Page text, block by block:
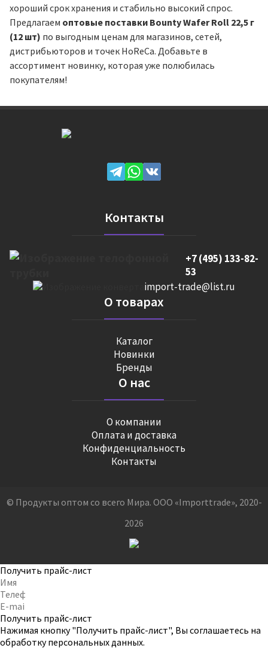
хороший срок хранения и стабильно высокий спрос.
Предлагаем оптовые поставки Bounty Wafer Roll 22,5 г
(12 шт) по выгодным ценам для магазинов, сетей,
дистрибьюторов и точек HoReCa. Добавьте в
ассортимент новинку, которая уже полюбилась
покупателям!
Контакты
+7 (495) 133-82-
53
import-trade@list.ru
О товарах
Каталог
Новинки
Бренды
О нас
О компании
Оплата и доставка
Конфиденциальность
Контакты
© Продукты оптом со всего Мира. ООО «Importtrade», 2020-
2026
Получить прайс-лист
Получить прайс-лист
Нажимая кнопку "Получить прайс-лист", Вы соглашаетесь на
обработку персональных данных.